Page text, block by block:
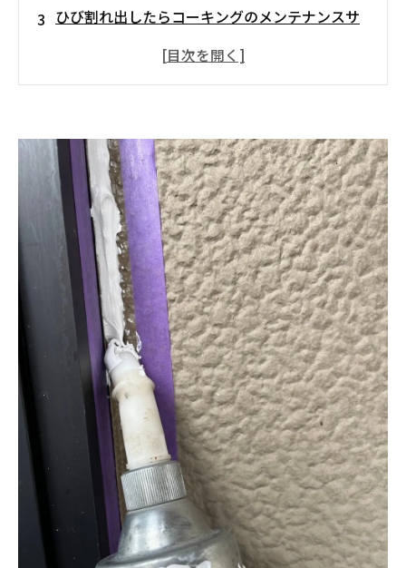
ひび割れ出したらコーキングのメンテナンスサ
壁塗装をする
【後打ち工法】外壁塗装をしてからコーキング
をする
外壁塗装時にコーキングは合わせてメンテナン
スしておこう！